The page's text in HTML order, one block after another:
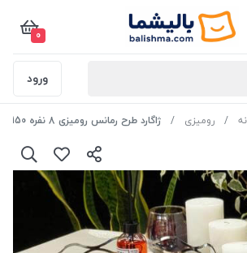
0
ورود
رومیزی ژاگارد طرح رمانس رومیزی 8 نفره 150*220رنگ یاسی